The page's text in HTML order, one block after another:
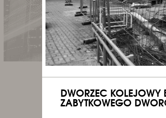
DWORZEC KOLEJOWY
ZABYTKOWEGO